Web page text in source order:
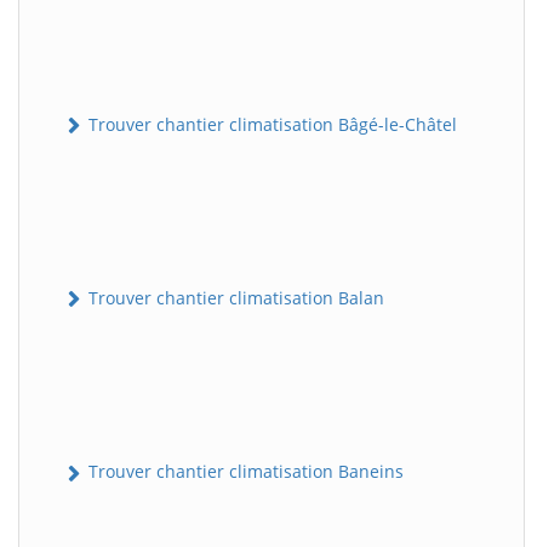
Trouver chantier climatisation Bâgé-le-Châtel
Trouver chantier climatisation Balan
Trouver chantier climatisation Baneins